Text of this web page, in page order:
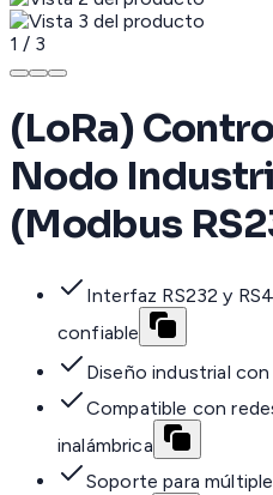
1 / 3
(LoRa)
Nodo
(Modbus
Interfaz RS232 y
confiable
Diseño industrial
Compatible con
inalámbrica
Soporte para